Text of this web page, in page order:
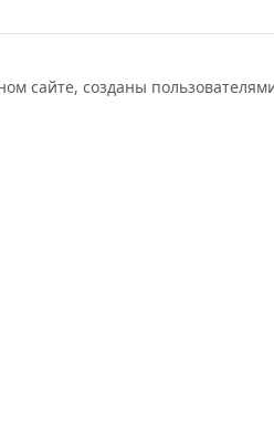
сайте, созданы